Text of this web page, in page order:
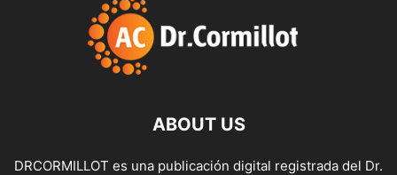
ABOUT US
DRCORMILLOT es una publicación digital registrada del Dr.